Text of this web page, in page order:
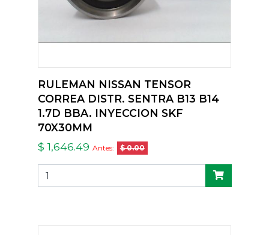
RULEMAN NISSAN TENSOR
CORREA DISTR. SENTRA B13 B14
1.7D BBA. INYECCION SKF
70X30MM
$ 1,646.49 Antes: $ 0.00